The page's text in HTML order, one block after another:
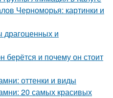
Черноморья: картинки и
и
берётся и почему он стоит
оттенки и виды
20 самых красивых